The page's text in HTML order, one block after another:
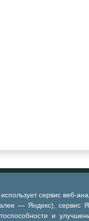
сервис веб-
— Яндекс), сервис
и